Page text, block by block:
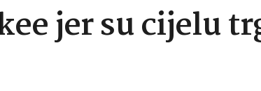
jer su cijelu